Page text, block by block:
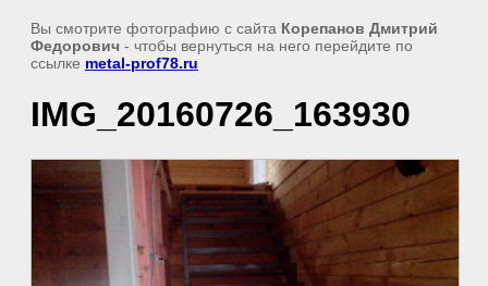
Вы смотрите фотографию с сайта Корепанов Дмитрий
Федорович - чтобы вернуться на него перейдите по
ссылке metal-prof78.ru
IMG_20160726_163930